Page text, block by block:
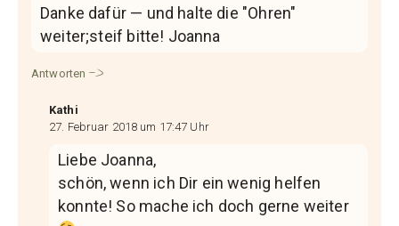
Danke dafür — und halte die "Ohren"
weiter;steif bitte! Joanna
Antworten
Kathi
27. Februar 2018 um 17:47 Uhr
Liebe Joanna,
schön, wenn ich Dir ein wenig helfen
konnte! So mache ich doch gerne weiter